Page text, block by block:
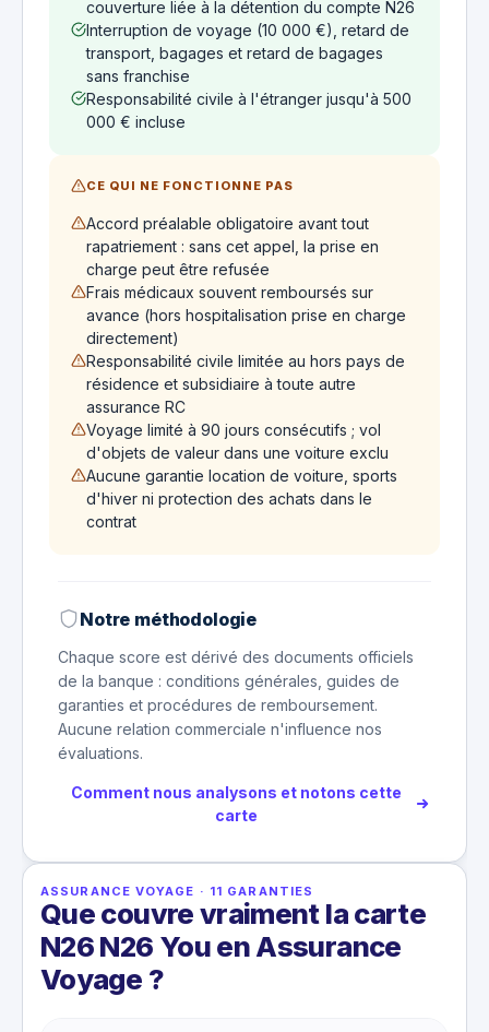
couverture liée à la détention du compte N26
Interruption de voyage (10 000 €), retard de
transport, bagages et retard de bagages
sans franchise
Responsabilité civile à l'étranger jusqu'à 500
000 € incluse
CE QUI NE FONCTIONNE PAS
Accord préalable obligatoire avant tout
rapatriement : sans cet appel, la prise en
charge peut être refusée
Frais médicaux souvent remboursés sur
avance (hors hospitalisation prise en charge
directement)
Responsabilité civile limitée au hors pays de
résidence et subsidiaire à toute autre
assurance RC
Voyage limité à 90 jours consécutifs ; vol
d'objets de valeur dans une voiture exclu
Aucune garantie location de voiture, sports
d'hiver ni protection des achats dans le
contrat
Notre méthodologie
Chaque score est dérivé des documents officiels
de la banque : conditions générales, guides de
garanties et procédures de remboursement.
Aucune relation commerciale n'influence nos
évaluations.
Comment nous analysons et notons cette
carte
ASSURANCE VOYAGE · 11 GARANTIES
Que couvre vraiment la carte
N26 N26 You en Assurance
Voyage ?